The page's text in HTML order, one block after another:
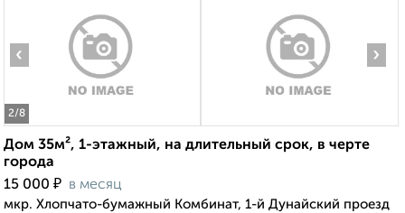
2/8
‹ ›
Дом 35м², 1-этажный, на длительный срок, в черте
города
15 000 ₽ в месяц
мкр. Хлопчато-бумажный Комбинат, 1-й Дунайский проезд